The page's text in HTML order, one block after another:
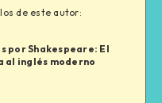
de este autor:
por Shakespeare: El
al inglés moderno